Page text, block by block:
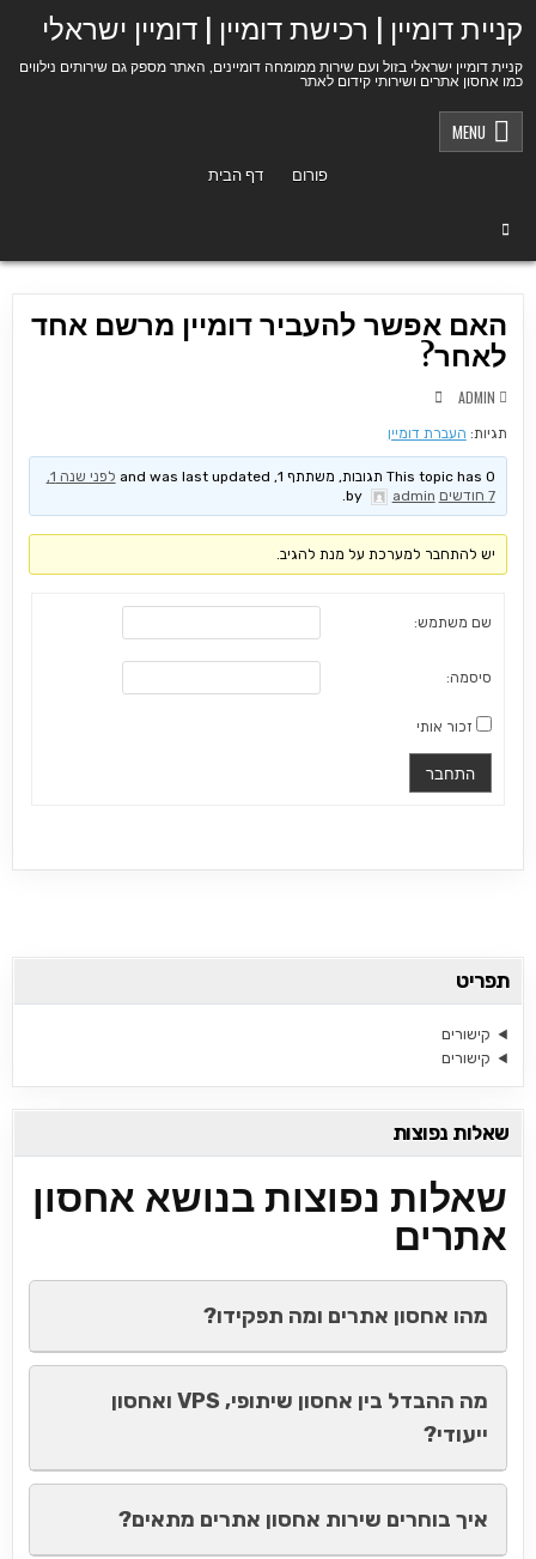
קניית דומיין | רכישת דומיין | דומיין ישראלי
קניית דומיין ישראלי בזול ועם שירות ממומחה דומיינים, האתר מספק גם שירותים נילווים
כמו אחסון אתרים ושירותי קידום לאתר
MENU
דף הבית
פורום
האם אפשר להעביר דומיין מרשם אחד
לאחר?
ADMIN
תגיות: העברת דומיין
This topic has 0 תגובות, משתתף 1, and was last updated
לפני שנה 1,
7 חודשים
admin
.
יש להתחבר למערכת על מנת להגיב.
שם משתמש:
סיסמה:
זכור אותי
התחבר
תפריט
קישורים
קישורים
שאלות נפוצות
שאלות נפוצות בנושא אחסון
אתרים
מהו אחסון אתרים ומה תפקידו?
מה ההבדל בין אחסון שיתופי, VPS ואחסון
ייעודי?
איך בוחרים שירות אחסון אתרים מתאים?